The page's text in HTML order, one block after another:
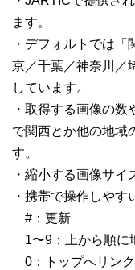
ます。
・デフォルトでは
京／千葉／神奈川／
しています。
・取得する画像の
で関西とか他の地域
す。
・縮小する画像サイ
・携帯で操作しやす
#：更新
1〜9：上から順に
0：トップへリンク